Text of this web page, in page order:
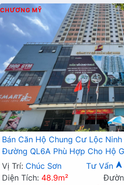
CHƯƠNG MỸ
Bán Căn Hộ Chung Cư Lộc
Đường QL6A Phù Hợp Cho Hộ
Vị Trí: Chúc Sơn Tư Vấn
Diện Tích: 48.9m²